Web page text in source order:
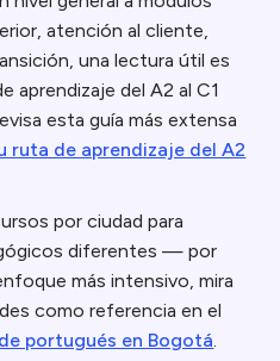
atención al cliente,
una lectura útil es
aprendizaje del A2 al C1
esta guía más extensa
ruta de aprendizaje del A2
por ciudad para
diferentes — por
más intensivo, mira
como referencia en el
portugués en Bogotá.